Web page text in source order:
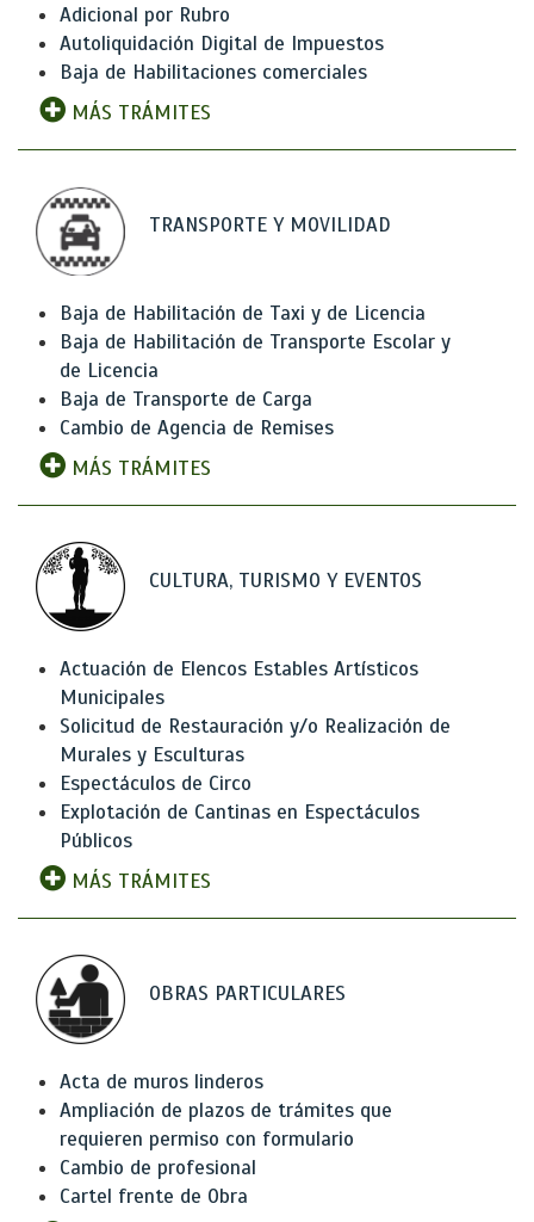
Adicional por Rubro
Autoliquidación Digital de Impuestos
Baja de Habilitaciones comerciales
MÁS TRÁMITES
TRANSPORTE Y MOVILIDAD
Baja de Habilitación de Taxi y de Licencia
Baja de Habilitación de Transporte Escolar y
de Licencia
Baja de Transporte de Carga
Cambio de Agencia de Remises
MÁS TRÁMITES
CULTURA, TURISMO Y EVENTOS
Actuación de Elencos Estables Artísticos
Municipales
Solicitud de Restauración y/o Realización de
Murales y Esculturas
Espectáculos de Circo
Explotación de Cantinas en Espectáculos
Públicos
MÁS TRÁMITES
OBRAS PARTICULARES
Acta de muros linderos
Ampliación de plazos de trámites que
requieren permiso con formulario
Cambio de profesional
Cartel frente de Obra